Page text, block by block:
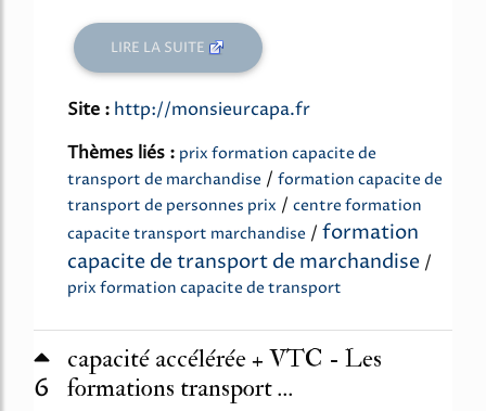
LIRE LA SUITE
Site : http://monsieurcapa.fr
Thèmes liés : prix formation capacite de
transport de marchandise / formation capacite de
transport de personnes prix / centre formation
capacite transport marchandise / formation
capacite de transport de marchandise /
prix formation capacite de transport
6
capacité accélérée + VTC - Les
formations transport ...